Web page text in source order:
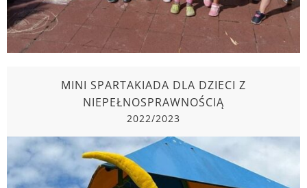
MINI SPARTAKIADA DLA DZIECI Z
NIEPEŁNOSPRAWNOŚCIĄ
2022/2023